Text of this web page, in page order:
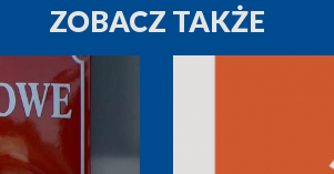
ZOBACZ TAKŻE